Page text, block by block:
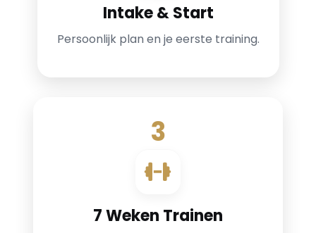
Intake & Start
Persoonlijk plan en je eerste training.
3
7 Weken Trainen